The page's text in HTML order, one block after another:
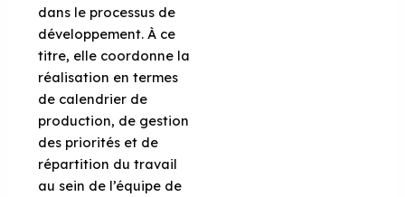
dans le processus de
développement. À ce
titre, elle coordonne la
réalisation en termes
de calendrier de
production, de gestion
des priorités et de
répartition du travail
au sein de l’équipe de